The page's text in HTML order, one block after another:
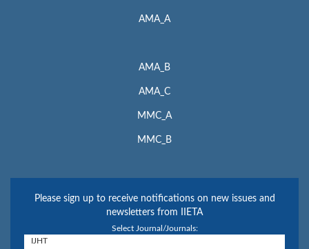
AMA_A
AMA_B
AMA_C
MMC_A
MMC_B
Please sign up to receive notifications on new issues and
newsletters from IIETA
Select Journal/Journals: